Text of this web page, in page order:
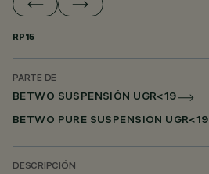
RP15
PARTE DE
BETWO SUSPENSIÓN UGR<19
BETWO PURE SUSPENSIÓN UGR<19
DESCRIPCIÓN